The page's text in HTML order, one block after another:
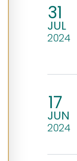
31
JUL
2024
17
JUN
2024